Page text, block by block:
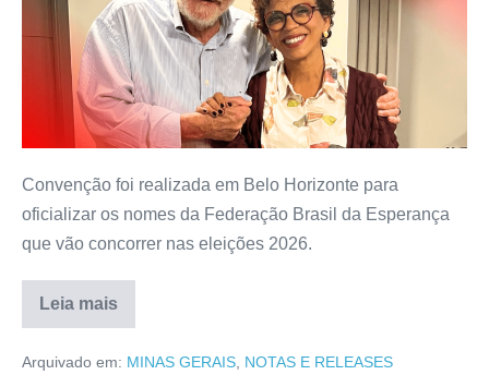
Convenção foi realizada em Belo Horizonte para
oficializar os nomes da Federação Brasil da Esperança
que vão concorrer nas eleições 2026.
Leia mais
Arquivado em: MINAS GERAIS NOTAS E RELEASES